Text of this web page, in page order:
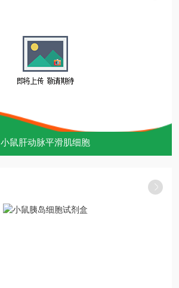
小鼠肝动脉平滑肌细胞